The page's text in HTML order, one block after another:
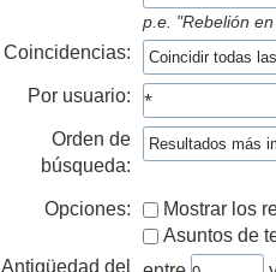
p.e. "Rebelión
Coincidencias:
Por usuario:
Orden de
búsqueda:
Opciones:
Mostrar los
Asuntos de
Antigüedad del